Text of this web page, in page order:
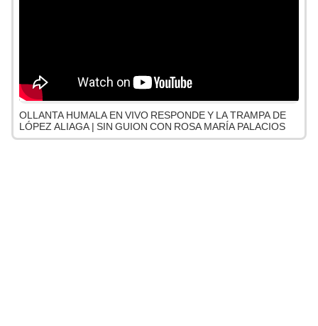
OLLANTA HUMALA EN VIVO RESPONDE Y LA TRAMPA DE
LÓPEZ ALIAGA | SIN GUION CON ROSA MARÍA PALACIOS